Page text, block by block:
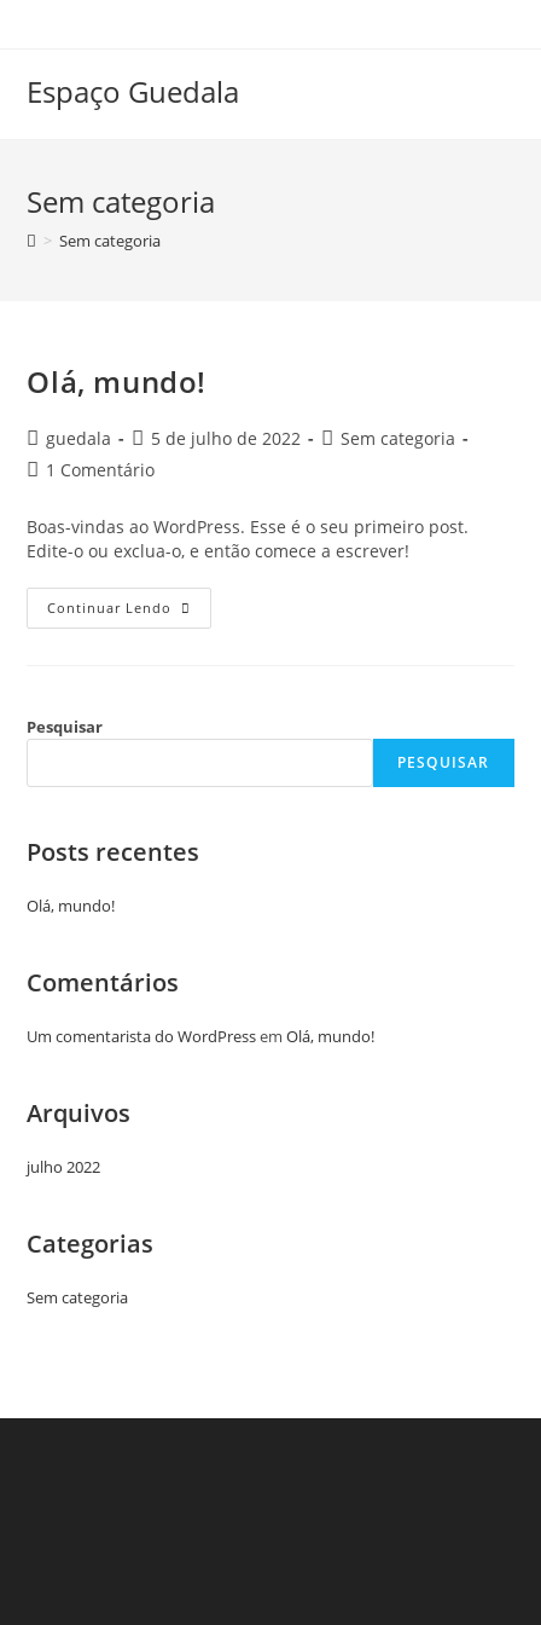
Espaço Guedala
Sem categoria
> Sem categoria
Olá, mundo!
guedala 5 de julho de 2022
Sem categoria
1 Comentário
Boas-vindas ao WordPress. Esse é o seu primeiro post.
Edite-o ou exclua-o, e então comece a escrever!
Continuar Lendo
Pesquisar
PESQUISAR
Posts recentes
Olá, mundo!
Comentários
Um comentarista do WordPressemOlá, mundo!
Arquivos
julho 2022
Categorias
Sem categoria